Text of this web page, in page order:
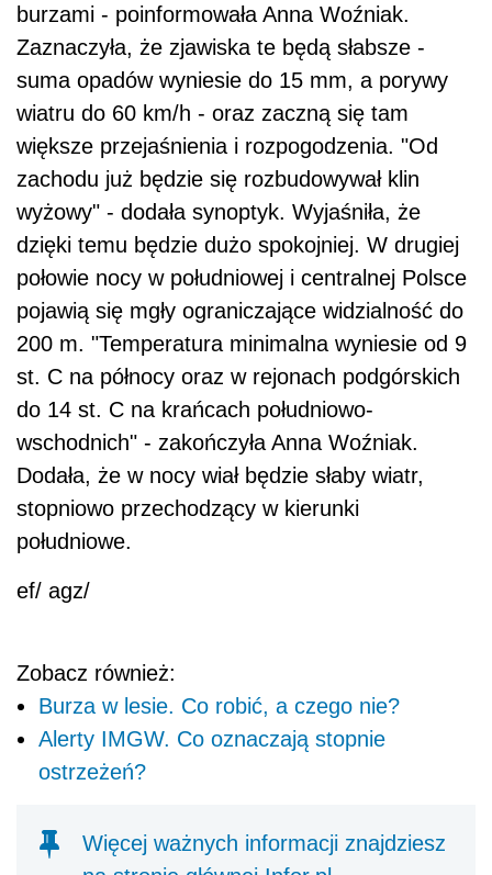
burzami - poinformowała Anna Woźniak.
Zaznaczyła, że zjawiska te będą słabsze -
suma opadów wyniesie do 15 mm, a porywy
wiatru do 60 km/h - oraz zaczną się tam
większe przejaśnienia i rozpogodzenia. "Od
zachodu już będzie się rozbudowywał klin
wyżowy" - dodała synoptyk. Wyjaśniła, że
dzięki temu będzie dużo spokojniej. W drugiej
połowie nocy w południowej i centralnej Polsce
pojawią się mgły ograniczające widzialność do
200 m. "Temperatura minimalna wyniesie od 9
st. C na północy oraz w rejonach podgórskich
do 14 st. C na krańcach południowo-
wschodnich" - zakończyła Anna Woźniak.
Dodała, że w nocy wiał będzie słaby wiatr,
stopniowo przechodzący w kierunki
południowe.
ef/ agz/
Zobacz również:
Burza w lesie. Co robić, a czego nie?
Alerty IMGW. Co oznaczają stopnie
ostrzeżeń?
Więcej ważnych informacji znajdziesz